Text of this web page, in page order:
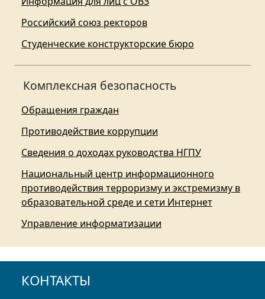
Российский союз ректоров
Студенческие конструкторские бюро
Комплексная безопасность
Обращения граждан
Противодействие коррупции
Сведения о доходах руководства НГПУ
Национальный центр информационного
противодействия терроризму и экстремизму в
образовательной среде и сети Интернет
Управление информатизации
КОНТАКТЫ